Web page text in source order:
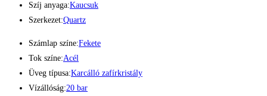
Szíj anyaga:Kaucsuk
Szerkezet:Quartz
Számlap színe:Fekete
Tok színe:Acél
Üveg típusa:Karcálló zafírkristály
Vízállóság:20 bar